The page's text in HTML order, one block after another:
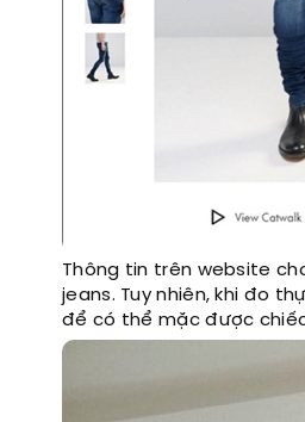
Thông tin trên website
jeans. Tuy nhiên, khi đo
để có thể mặc được